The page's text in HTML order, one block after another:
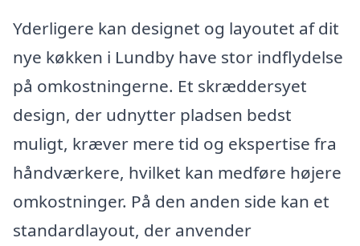
Yderligere kan designet og layoutet af dit
nye køkken i Lundby have stor indflydelse
på omkostningerne. Et skræddersyet
design, der udnytter pladsen bedst
muligt, kræver mere tid og ekspertise fra
håndværkere, hvilket kan medføre højere
omkostninger. På den anden side kan et
standardlayout, der anvender